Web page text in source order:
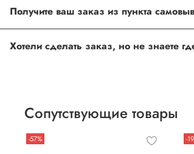
Получите ваш заказ из пункта
Хотели сделать заказ, но не знаете
Сопутствующие товары
-57% -